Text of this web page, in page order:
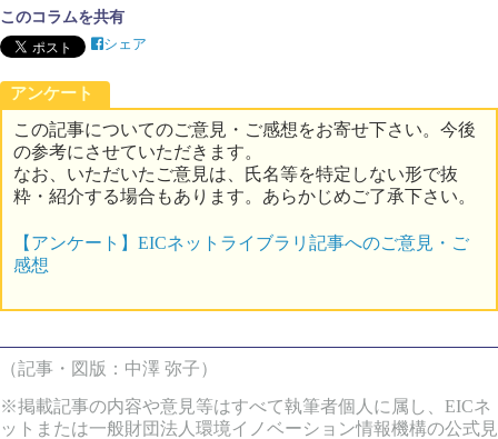
このコラムを共有
シェア
アンケート
この記事についてのご意見・ご感想をお寄せ下さい。今後
の参考にさせていただきます。
なお、いただいたご意見は、氏名等を特定しない形で抜
粋・紹介する場合もあります。あらかじめご了承下さい。
【アンケート】EICネットライブラリ記事へのご意見・ご
感想
（記事・図版：中澤 弥子）
※掲載記事の内容や意見等はすべて執筆者個人に属し、EICネ
ットまたは一般財団法人環境イノベーション情報機構の公式見